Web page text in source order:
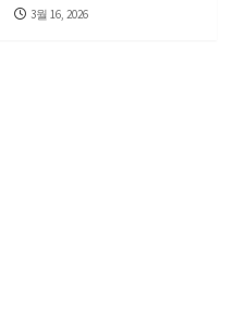
3월 16, 2026